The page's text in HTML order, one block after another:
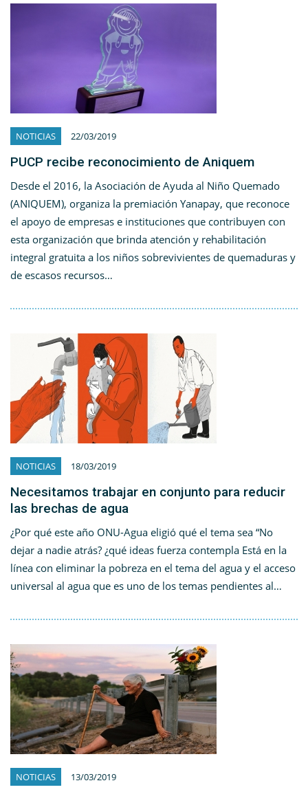
NOTICIAS 22/03/2019
PUCP recibe reconocimiento de Aniquem
Desde el 2016, la Asociación de Ayuda al Niño Quemado
(ANIQUEM), organiza la premiación Yanapay, que reconoce
el apoyo de empresas e instituciones que contribuyen con
esta organización que brinda atención y rehabilitación
integral gratuita a los niños sobrevivientes de quemaduras y
de escasos recursos…
NOTICIAS 18/03/2019
Necesitamos trabajar en conjunto para reducir
las brechas de agua
¿Por qué este año ONU-Agua eligió qué el tema sea “No
dejar a nadie atrás? ¿qué ideas fuerza contempla Está en la
línea con eliminar la pobreza en el tema del agua y el acceso
universal al agua que es uno de los temas pendientes al…
NOTICIAS 13/03/2019